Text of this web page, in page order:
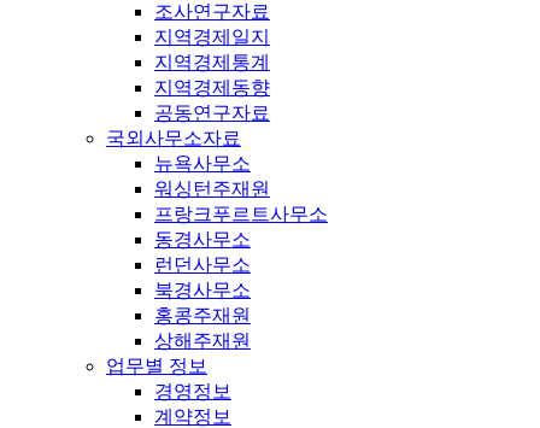
조사연구자료
지역경제일지
지역경제통계
지역경제동향
공동연구자료
국외사무소자료
뉴욕사무소
워싱턴주재원
프랑크푸르트사무소
동경사무소
런던사무소
북경사무소
홍콩주재원
상해주재원
업무별 정보
경영정보
계약정보